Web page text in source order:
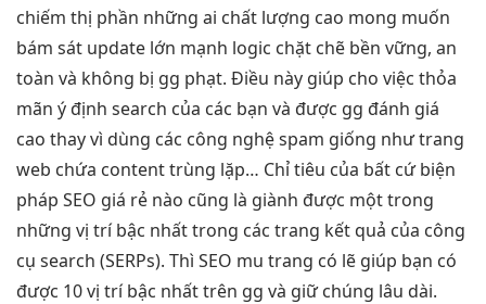
chiếm thị phần những ai chất lượng cao mong muốn
bám sát update lớn mạnh logic chặt chẽ bền vững, an
toàn và không bị gg phạt. Điều này giúp cho việc thỏa
mãn ý định search của các bạn và được gg đánh giá
cao thay vì dùng các công nghệ spam giống như trang
web chứa content trùng lặp… Chỉ tiêu của bất cứ biện
pháp SEO giá rẻ nào cũng là giành được một trong
những vị trí bậc nhất trong các trang kết quả của công
cụ search (SERPs). Thì SEO mu trang có lẽ giúp bạn có
được 10 vị trí bậc nhất trên gg và giữ chúng lâu dài.